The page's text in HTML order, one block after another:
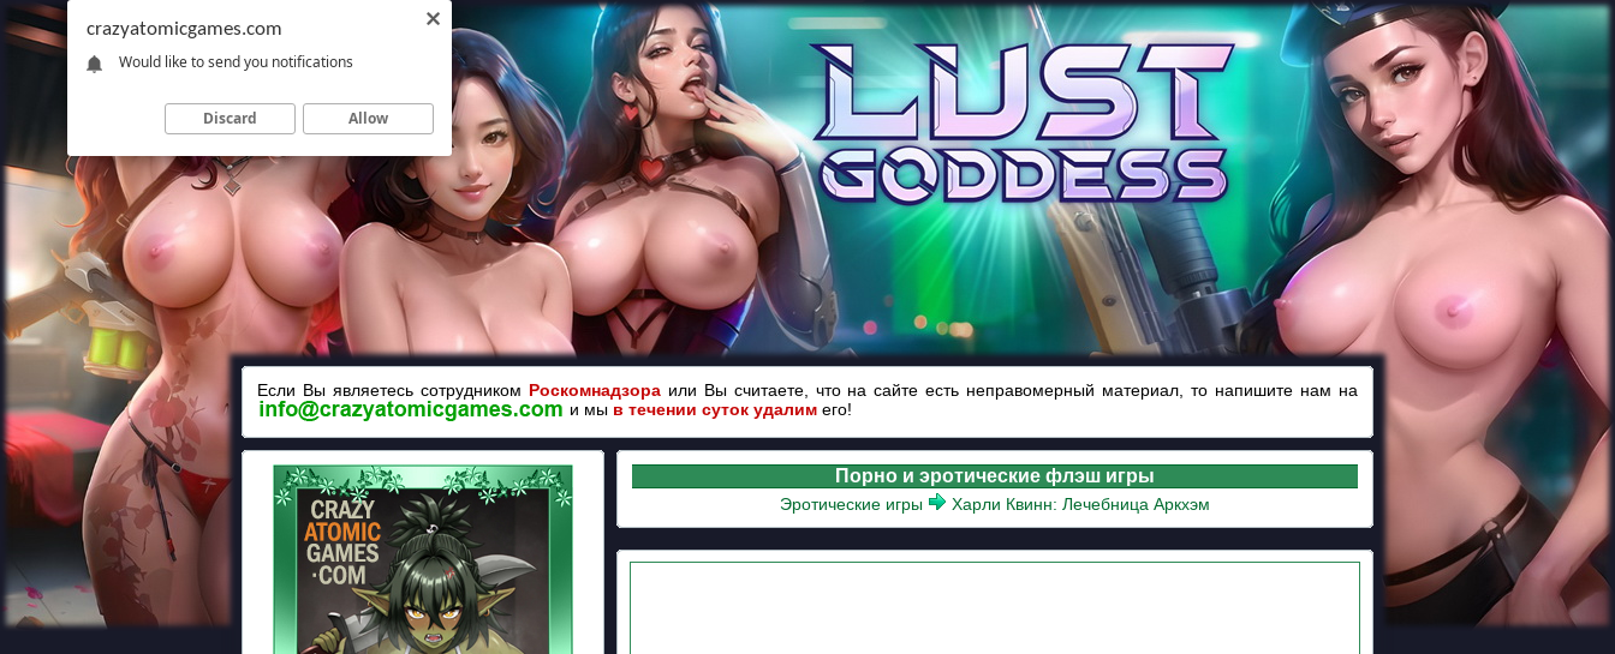
Если Вы являетесь сотрудником Роскомнадзораили Вы считаете, что на сайте есть неправомерный материал, то напишите нам на
и мы в течении суток удалим его!
Порно и эротические флэш игры
Эротические игры Харли Квинн: Лечебница Аркхэм
crazyatomicgames.com
Would like to send you notifications
Discard Allow